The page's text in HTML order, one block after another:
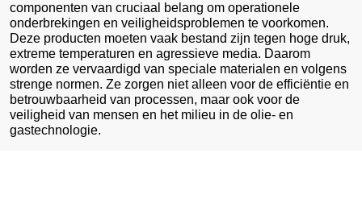
componenten van cruciaal belang om operationele
onderbrekingen en veiligheidsproblemen te voorkomen.
Deze producten moeten vaak bestand zijn tegen hoge druk,
extreme temperaturen en agressieve media. Daarom
worden ze vervaardigd van speciale materialen en volgens
strenge normen. Ze zorgen niet alleen voor de efficiëntie en
betrouwbaarheid van processen, maar ook voor de
veiligheid van mensen en het milieu in de olie- en
gastechnologie.